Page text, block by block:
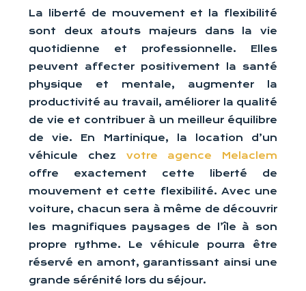
La liberté de mouvement et la flexibilité
sont deux atouts majeurs dans la vie
quotidienne et professionnelle. Elles
peuvent affecter positivement la santé
physique et mentale, augmenter la
productivité au travail, améliorer la qualité
de vie et contribuer à un meilleur équilibre
de vie. En Martinique, la location d’un
véhicule chez votre agence Melaclem
offre exactement cette liberté de
mouvement et cette flexibilité. Avec une
voiture, chacun sera à même de découvrir
les magnifiques paysages de l’île à son
propre rythme. Le véhicule pourra être
réservé en amont, garantissant ainsi une
grande sérénité lors du séjour.